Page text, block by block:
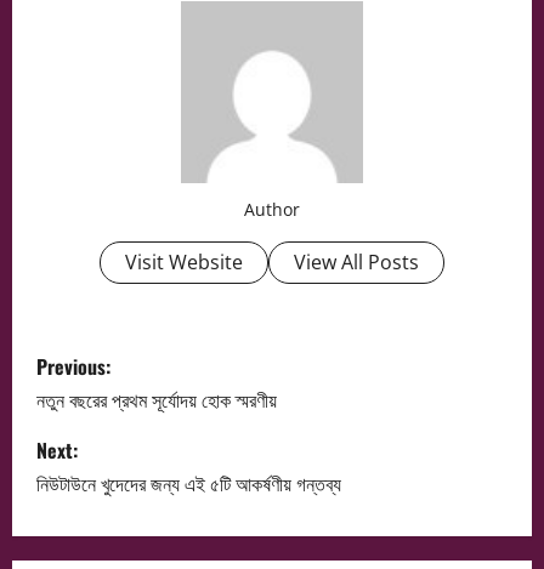
Author
Visit Website View All Posts
P
o
s
t
Previous:
নতুন বছরের প্রথম সূর্যোদয় হোক স্মরণীয়
Next:
নিউটাউনে খুদেদের জন্য এই ৫টি আকর্ষণীয় গন্তব্য